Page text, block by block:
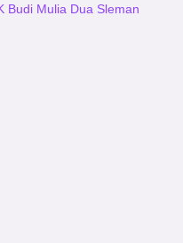
Budi Mulia Dua Sleman